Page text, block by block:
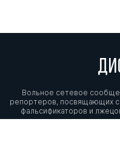
Вольное сетевое
репортеров, посвящающих
фальсификаторов и